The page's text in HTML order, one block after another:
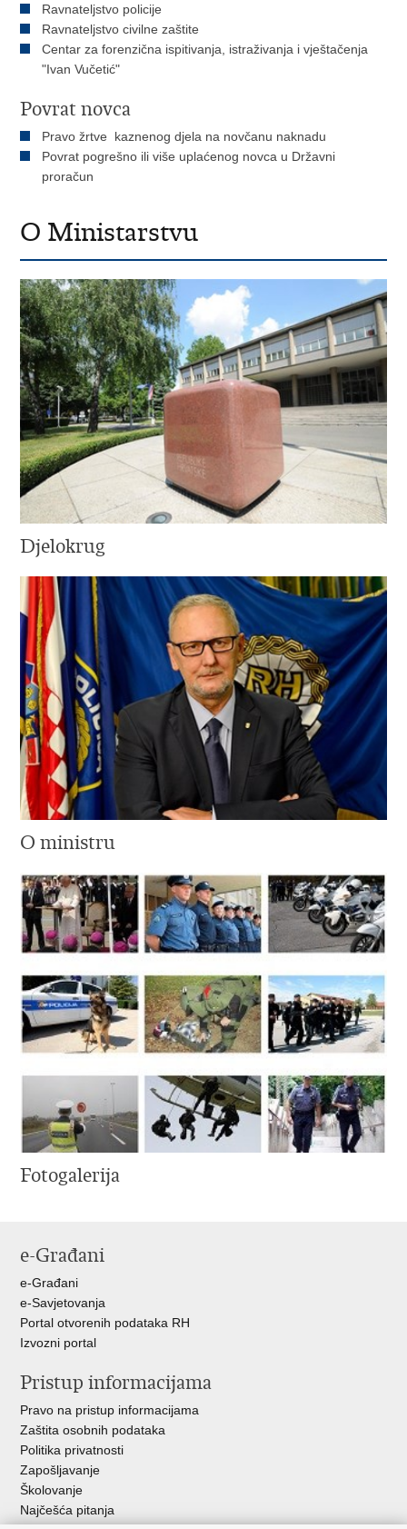
Ravnateljstvo policije
Ravnateljstvo civilne zaštite
Centar za forenzična ispitivanja, istraživanja i vještačenja
"Ivan Vučetić"
Povrat novca
Pravo žrtve kaznenog djela na novčanu naknadu
Povrat pogrešno ili više uplaćenog novca u Državni
proračun
O Ministarstvu
Djelokrug
O ministru
Fotogalerija
e-Građani
e-Građani
e-Savjetovanja
Portal otvorenih podataka RH
Izvozni portal
Pristup informacijama
Pravo na pristup informacijama
Zaštita osobnih podataka
Politika privatnosti
Zapošljavanje
Školovanje
Najčešća pitanja